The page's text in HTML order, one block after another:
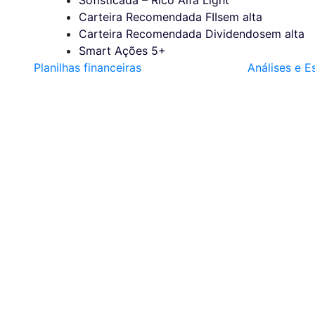
Carteira Recomendada FIIsem alta
Carteira Recomendada Dividendosem alta
Smart Ações 5+
Planilhas financeiras Análises e